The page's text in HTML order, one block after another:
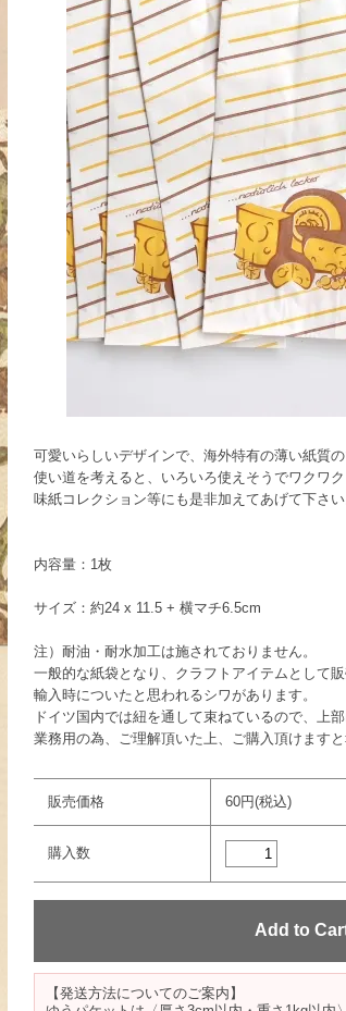
可愛いらしいデザインで、海外特有の薄い紙質の
使い道を考えると、いろいろ使えそうでワクワク
味紙コレクション等にも是非加えてあげて下さい
内容量：1枚
サイズ：約24 x 11.5 + 横マチ6.5cm
注）耐油・耐水加工は施されておりません。
一般的な紙袋となり、クラフトアイテムとして販
輸入時についたと思われるシワがあります。
ドイツ国内では紐を通して束ねているので、上
業務用の為、ご理解頂いた上、ご購入頂けますと
販売価格 60円(税込)
購入数
【発送方法についてのご案内】